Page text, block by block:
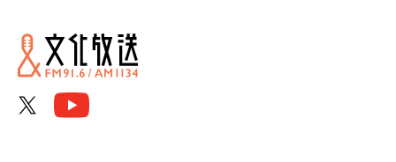
2025年10月
2025年09月